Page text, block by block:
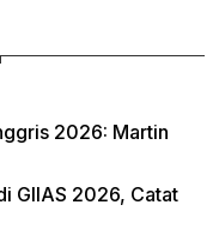
2026: Martin
GIIAS 2026, Catat